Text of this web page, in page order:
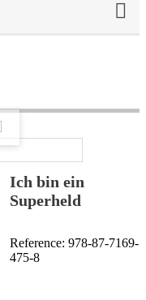
Ich bin ein
Superheld
Reference: 978-87-7169-
475-8